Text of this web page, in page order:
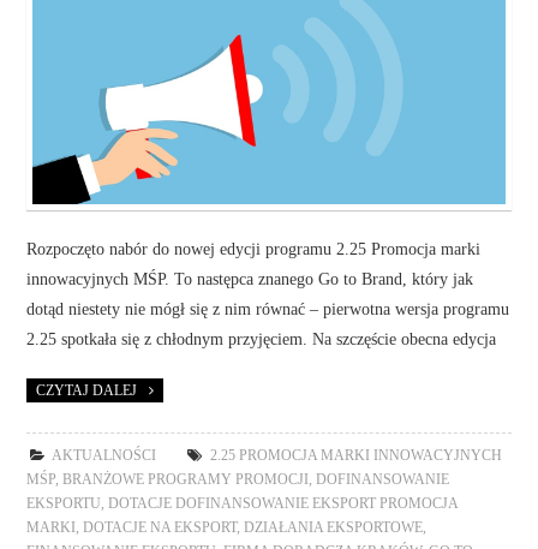
Rozpoczęto nabór do nowej edycji programu 2.25 Promocja marki
innowacyjnych MŚP. To następca znanego Go to Brand, który jak
dotąd niestety nie mógł się z nim równać – pierwotna wersja programu
2.25 spotkała się z chłodnym przyjęciem. Na szczęście obecna edycja
CZYTAJ DALEJ
AKTUALNOŚCI
2.25 PROMOCJA MARKI INNOWACYJNYCH
MŚP ,BRANŻOWE PROGRAMY PROMOCJI ,DOFINANSOWANIE
EKSPORTU ,DOTACJE DOFINANSOWANIE EKSPORT PROMOCJA
MARKI
,DOTACJE NA EKSPORT,DZIAŁANIA EKSPORTOWE